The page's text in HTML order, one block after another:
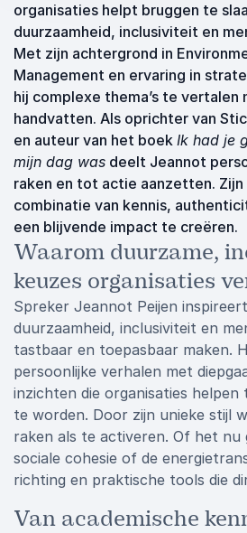
organisaties helpt bruggen te
duurzaamheid, inclusiviteit en
Met zijn achtergrond in
Management en ervaring in
hij complexe thema’s te vertalen
handvatten. Als oprichter van
en auteur van het boek Ik had je
mijn dag was deelt Jeannot
raken en tot actie aanzetten. Zijn
combinatie van kennis,
een blijvende impact te creëren.
Waarom duurzame,
keuzes organisaties
Spreker Jeannot Peijen
duurzaamheid, inclusiviteit en
tastbaar en toepasbaar maken.
persoonlijke verhalen met
inzichten die organisaties helpen
te worden. Door zijn unieke stijl
raken als te activeren. Of het nu
sociale cohesie of de
richting en praktische tools die
Van academische